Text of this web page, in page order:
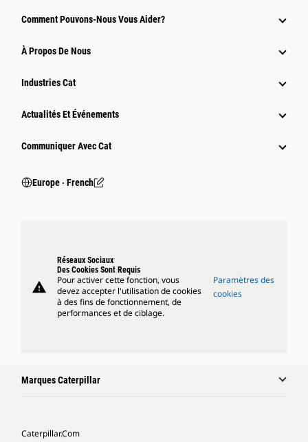
Comment Pouvons-Nous Vous Aider?
À Propos De Nous
Industries Cat
Actualités Et Événements
Communiquer Avec Cat
Europe ‧ French
warning
Réseaux Sociaux
Des Cookies Sont Requis
Pour activer cette fonction, vous
devez accepter l'utilisation de cookies
à des fins de fonctionnement, de
performances et de ciblage.
Paramètres des
cookies
Marques Caterpillar
Caterpillar.com